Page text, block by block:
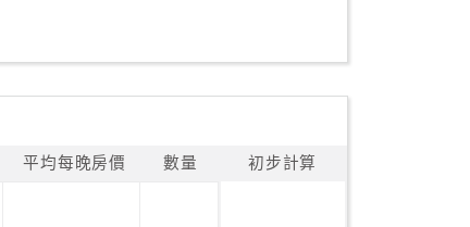
平均每晚房價 數量 初步計算